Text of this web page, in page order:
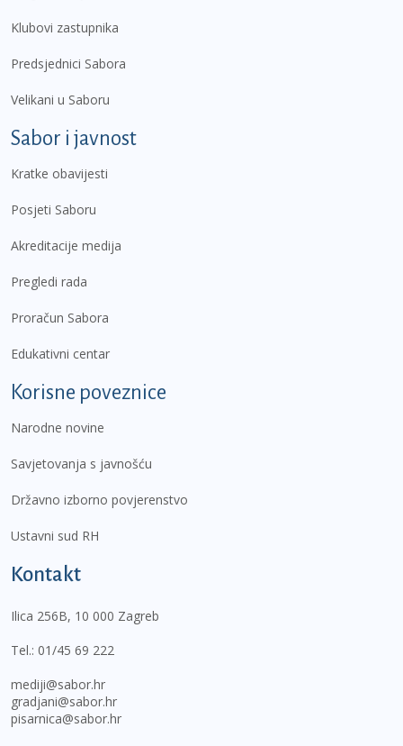
Klubovi zastupnika
Predsjednici Sabora
Velikani u Saboru
Sabor i javnost
Kratke obavijesti
Posjeti Saboru
Akreditacije medija
Pregledi rada
Proračun Sabora
Edukativni centar
Korisne poveznice
Narodne novine
Savjetovanja s javnošću
Državno izborno povjerenstvo
Ustavni sud RH
Kontakt
Ilica 256B, 10 000 Zagreb
Tel.: 01/45 69 222
mediji@sabor.hr
gradjani@sabor.hr
pisarnica@sabor.hr